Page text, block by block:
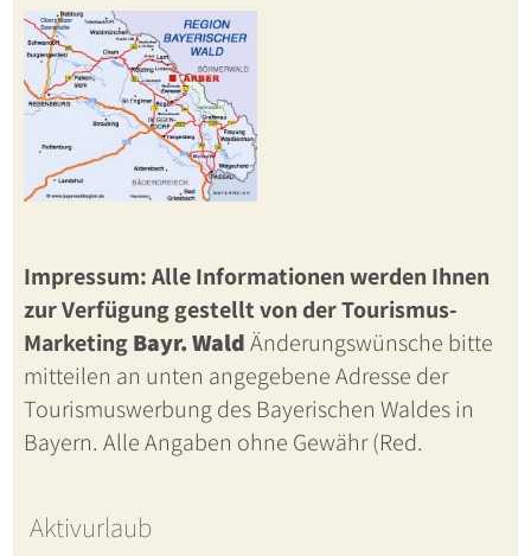
Impressum: Alle Informationen werden Ihnen
zur Verfügung gestellt von der Tourismus-
MarketingBayr. WaldÄnderungswünsche bitte
mitteilen an unten angegebene Adresse der
Tourismuswerbung des Bayerischen Waldes in
Bayern. Alle Angaben ohne Gewähr (Red.
Aktivurlaub